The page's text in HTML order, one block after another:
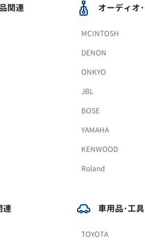
関連 オーディオ
MCINTOSH
DENON
ONKYO
JBL
BOSE
YAMAHA
KENWOOD
Roland
連 車用品･工
TOYOTA